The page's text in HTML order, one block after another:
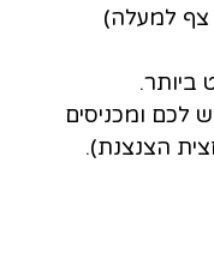
צף למעלה)
ביותר.
לכם ומכניסים
הצנצנת).